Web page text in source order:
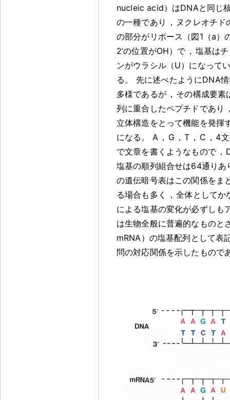
nucleic acid）はDNAと同じ
の一種であり
， ヌクレオチド
の部分がリボース（図1（a）
2’の位置がOH）で ， 塩基は
ンがウラシル（U）になって
る 。
先に述べたようにDNA
多様であるが ， その構成要素
列に重合したペプチドであり
立体構造をとって機能を発揮
になる 。 A ， G ， T ， C ， 4
で文章を書くようなもので ，
塩基の順列組合せは64通りあ
の遺伝暗号表はこの関係をま
る場合も多く
， 全体としてか
による塩基の変化が必ずしも
は生物全般に普遍的なものと
mRNA）の塩基配列として表
問の対応関係を示したもので